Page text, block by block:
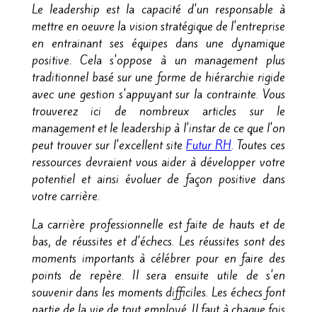
Le leadership est la capacité d'un responsable à
mettre en oeuvre la vision stratégique de l'entreprise
en entrainant ses équipes dans une dynamique
positive. Cela s'oppose à un management plus
traditionnel basé sur une forme de hiérarchie rigide
avec une gestion s'appuyant sur la contrainte. Vous
trouverez ici de nombreux articles sur le
management et le leadership à l'instar de ce que l'on
peut trouver sur l'excellent siteFutur RH. Toutes ces
ressources devraient vous aider à développer votre
potentiel et ainsi évoluer de façon positive dans
votre carrière.
La carrière professionnelle est faite de hauts et de
bas, de réussites et d'échecs. Les réussites sont des
moments importants à célébrer pour en faire des
points de repère. Il sera ensuite utile de s'en
souvenir dans les moments difficiles. Les échecs font